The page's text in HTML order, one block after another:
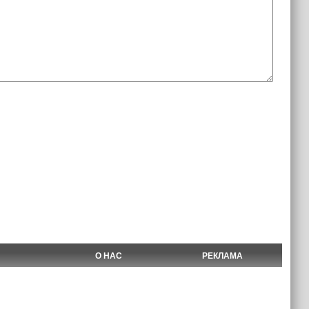
О НАС РЕКЛАМА